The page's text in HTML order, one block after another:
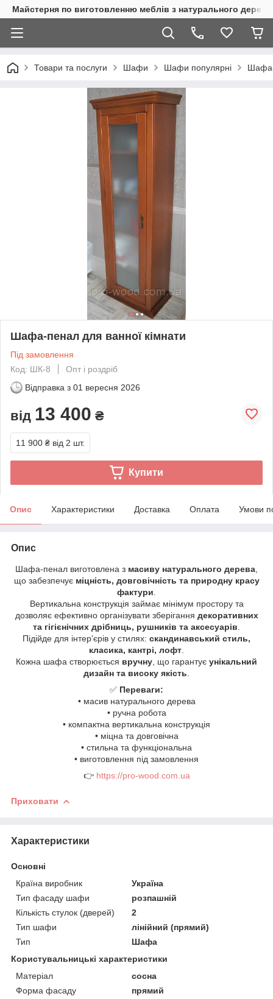
Майстерня по виготовленню меблів з натурального
Товари та послуги Шафи Шафи популярні Шафа-
Шафа-пенал для ванної кімнати
Під замовлення
Код: ШК-8
Опт і роздріб
Відправка з 01 вересня 2026
від 13 400 ₴
11 900 ₴ від 2 шт.
Купити
Опис Характеристики Доставка Оплата Умови
Опис
Шафа-пенал виготовлена з масиву натурального дерева
що забезпечує міцність, довговічність та природну красу
фактури
Вертикальна конструкція займає мінімум простору та
дозволяє ефективно організувати зберігання декоративних
та гігієнічних дрібниць, рушників та аксесуарів
Підійде для інтер’єрів у стилях: скандинавський стиль,
класика, кантрі, лофт
Кожна шафа створюється вручну , що гарантує унікальний
дизайн та високу якість
✅ Переваги:
• масив натурального дерева
• ручна робота
• компактна вертикальна конструкція
• міцна та довговічна
• стильна та функціональна
• виготовлення під замовлення
👉 https://pro-wood.com.ua
Приховати
Характеристики
Основні
Країна виробник
Україна
Тип фасаду шафи
розпашній
Кількість стулок (дверей)
2
Тип шафи
лінійний (прямий)
Тип
Шафа
Користувальницькі характеристики
Матеріал
сосна
Форма фасаду
прямий